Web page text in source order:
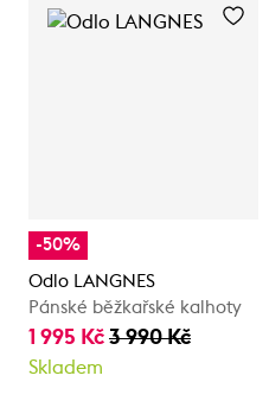
-50%
Odlo LANGNES
Pánské běžkařské kalhoty
1 995 Kč 3 990 Kč
Skladem